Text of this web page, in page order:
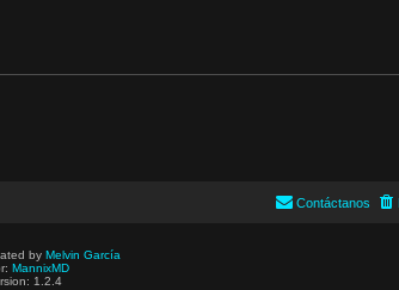
Contáctanos
by Melvin García
MannixMD
1.2.4